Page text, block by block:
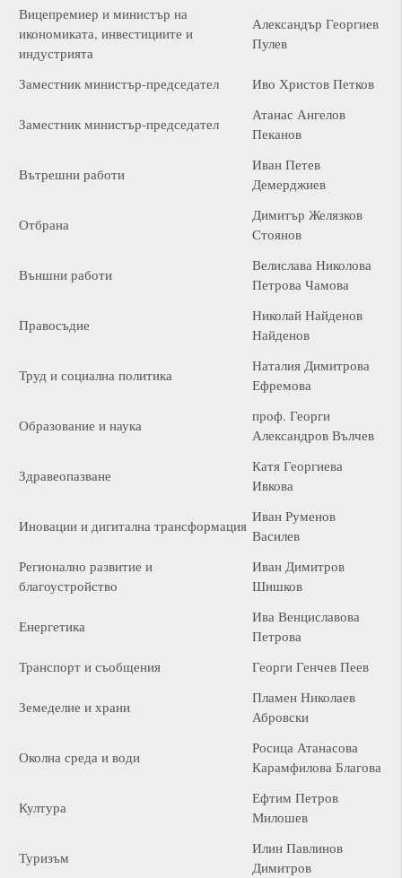
Вицепремиер и министър на
икономиката, инвестициите и
индустрията
Александър Георгиев
Пулев
Заместник министър-председател Иво Христов Петков
Заместник министър-председател
Атанас Ангелов
Пеканов
Вътрешни работи
Иван Петев
Демерджиев
Отбрана
Димитър Желязков
Стоянов
Външни работи
Велислава Николова
Петрова Чамова
Правосъдие
Николай Найденов
Найденов
Труд и социална политика
Наталия Димитрова
Ефремова
Образование и наука
проф. Георги
Александров Вълчев
Здравеопазване
Катя Георгиева
Ивкова
Иновации и дигитална трансформация
Иван Руменов
Василев
Регионално развитие и
благоустройство
Иван Димитров
Шишков
Енергетика
Ива Венциславова
Петрова
Транспорт и съобщения
Георги Генчев Пеев
Земеделие и храни
Пламен Николаев
Абровски
Околна среда и води
Росица Атанасова
Карамфилова Благова
Култура
Ефтим Петров
Милошев
Туризъм
Илин Павлинов
Димитров